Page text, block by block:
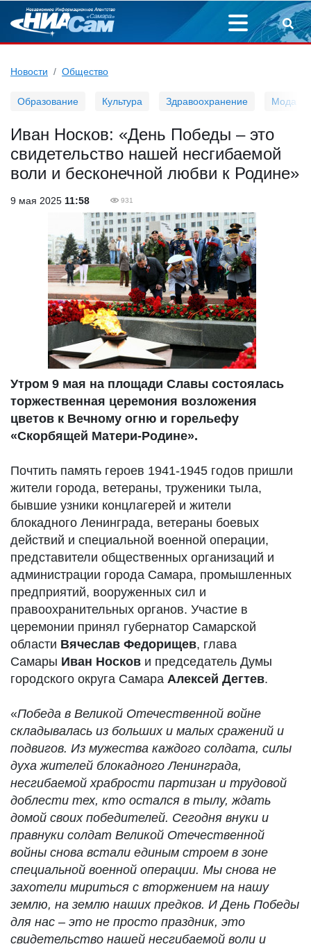
Новости Общество
Образование Культура Здравоохранение Мода
Иван Носков: «День Победы – это
свидетельство нашей несгибаемой
воли и бесконечной любви к Родине»
9 мая 2025 11:58 931
Утром 9 мая на площади Славы состоялась
торжественная церемония возложения
цветов к Вечному огню и горельефу
«Скорбящей Матери-Родине».
Почтить память героев 1941-1945 годов пришли
жители города, ветераны, труженики тыла,
бывшие узники концлагерей и жители
блокадного Ленинграда, ветераны боевых
действий и специальной военной операции,
представители общественных организаций и
администрации города Самара, промышленных
предприятий, вооруженных сил и
правоохранительных органов. Участие в
церемонии принял губернатор Самарской
области Вячеслав Федорищев, глава
Самары Иван Носков и председатель Думы
городского округа Самара Алексей Дегтев.
«Победа в Великой Отечественной войне
складывалась из больших и малых сражений и
подвигов. Из мужества каждого солдата, силы
духа жителей блокадного Ленинграда,
несгибаемой храбрости партизан и трудовой
доблести тех, кто остался в тылу, ждать
домой своих победителей. Сегодня внуки и
правнуки солдат Великой Отечественной
войны снова встали единым строем в зоне
специальной военной операции. Мы снова не
захотели мириться с вторжением на нашу
землю, на землю наших предков. И День Победы
для нас – это не просто праздник, это
свидетельство нашей несгибаемой воли и